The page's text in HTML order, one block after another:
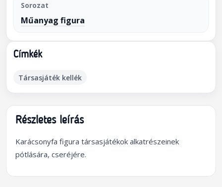
Sorozat
Műanyag figura
Címkék
Társasjáték kellék
Részletes leírás
Karácsonyfa figura társasjátékok alkatrészeinek
pótlására, cseréjére.